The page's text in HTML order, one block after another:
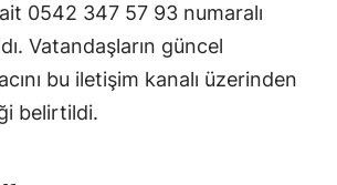
0542 347 57 93 numaralı
Vatandaşların güncel
bu iletişim kanalı üzerinden
belirtildi.